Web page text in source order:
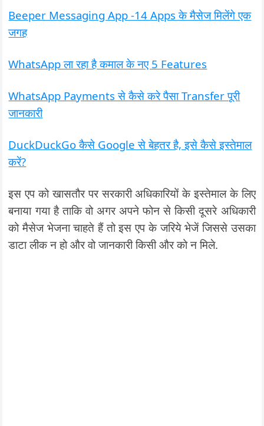
Beeper Messaging App -14 Apps के मैसेज मिलेंगे एक
जगह
WhatsApp ला रहा है कमाल के नए 5 Features
WhatsApp Payments से कैसे करे पैसा Transfer पूरी
जानकारी
DuckDuckGo कैसे Google से बेहतर है, इसे कैसे इस्तेमाल
करें?
इस एप को खासतौर पर सरकारी अधिकारियों के इस्तेमाल के लिए
बनाया गया है ताकि वो अगर अपने फोन से किसी दूसरे अधिकारी
को मैसेज भेजना चाहते हैं तो इस एप के जरिये भेजें जिससे उसका
डाटा लीक न हो और वो जानकारी किसी और को न मिले.